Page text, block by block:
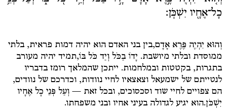
כָל־אֶחָ֖יו יִשְׁכֹּֽן׃
וְהוּא יִהְיֶה פֶּרֶא אָדָם,בין בני האדם הוא יהיה דמות פראית, בלתי
ממוסדת ובלתי מיושבת. יָדוֹ בַכֹּל וְיַד כֹּל בּוֹ,תמיד יהיה מעורב
בתגרות, בקטטות ובמלחמות. ייתכן שהמלאך רומז בדבריו
לנטייתם של ישמעאל וצאצאיו לחיי נוודות, וכדרכם של נוודים,
הם צפויים לחיי שוד וסכסוכים, ובכל זאת — וְעַל פְּנֵי כָל אֶחָיו
יִשְׁכֹּן.הוא יגיע לגדולה בעיני אחיו ובני משפחתו.